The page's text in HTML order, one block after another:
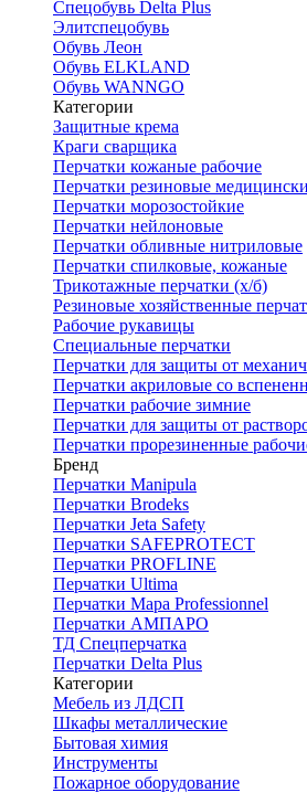
Спецобувь Delta Plus
Элитспецобувь
Обувь Леон
Обувь ELKLAND
Обувь WANNGO
Категории
Защитные крема
Краги сварщика
Перчатки кожаные рабочие
Перчатки резиновые
Перчатки морозостойкие
Перчатки нейлоновые
Перчатки обливные нитриловые
Перчатки спилковые, кожаные
Трикотажные перчатки (х/б)
Резиновые хозяйственные
Рабочие рукавицы
Специальные перчатки
Перчатки для защиты от
Перчатки акриловые со
Перчатки рабочие зимние
Перчатки для защиты от
Перчатки прорезиненные
Бренд
Перчатки Manipula
Перчатки Brodeks
Перчатки Jeta Safety
Перчатки SAFEPROTECT
Перчатки PROFLINE
Перчатки Ultima
Перчатки Мара Professionnel
Перчатки АМПАРО
ТД Спецперчатка
Перчатки Delta Plus
Категории
Мебель из ЛДСП
Шкафы металлические
Бытовая химия
Инструменты
Пожарное оборудование